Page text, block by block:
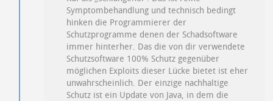
Symptombehandlung und technisch bedingt
hinken die Programmierer der
Schutzprogramme denen der Schadsoftware
immer hinterher. Das die von dir verwendete
Schutzsoftware 100% Schutz gegenüber
möglichen Exploits dieser Lücke bietet ist eher
unwahrscheinlich. Der einzige nachhaltige
Schutz ist ein Update von Java, in dem die